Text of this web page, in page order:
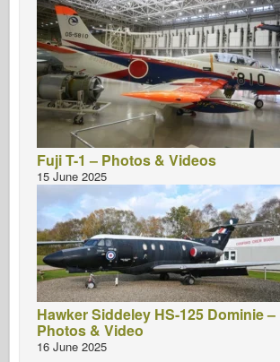
Fuji T-1 – Photos & Videos
15 June 2025
Hawker Siddeley HS-125 Dominie –
Photos & Video
16 June 2025